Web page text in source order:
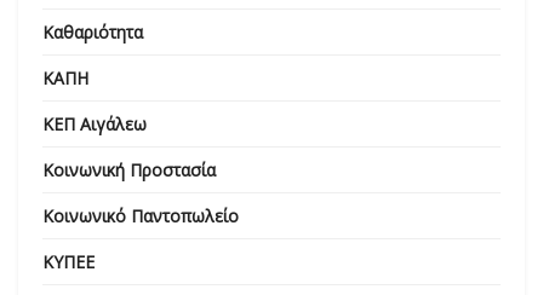
Καθαριότητα
ΚΑΠΗ
ΚΕΠ Αιγάλεω
Κοινωνική Προστασία
Κοινωνικό Παντοπωλείο
ΚΥΠΕΕ